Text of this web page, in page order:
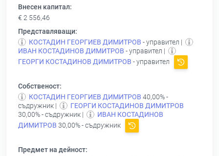
Внесен капитал:
€ 2 556,46
Представляващи:
КОСТАДИН ГЕОРГИЕВ ДИМИТРОВ - управител |
ИВАН КОСТАДИНОВ ДИМИТРОВ - управител |
ГЕОРГИ КОСТАДИНОВ ДИМИТРОВ - управител
Собственост:
КОСТАДИН ГЕОРГИЕВ ДИМИТРОВ 40,00% -
съдружник |
ГЕОРГИ КОСТАДИНОВ ДИМИТРОВ
30,00% - съдружник |
ИВАН КОСТАДИНОВ
ДИМИТРОВ 30,00% - съдружник
Предмет на дейност: